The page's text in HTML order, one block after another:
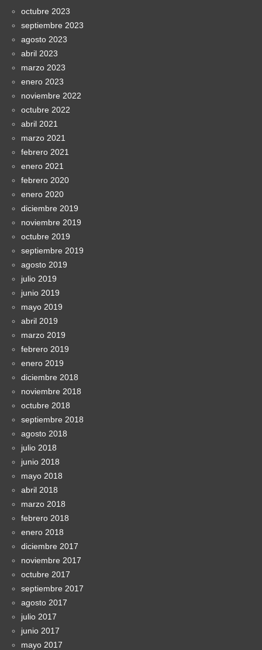
octubre 2023
septiembre 2023
agosto 2023
abril 2023
marzo 2023
enero 2023
noviembre 2022
octubre 2022
abril 2021
marzo 2021
febrero 2021
enero 2021
febrero 2020
enero 2020
diciembre 2019
noviembre 2019
octubre 2019
septiembre 2019
agosto 2019
julio 2019
junio 2019
mayo 2019
abril 2019
marzo 2019
febrero 2019
enero 2019
diciembre 2018
noviembre 2018
octubre 2018
septiembre 2018
agosto 2018
julio 2018
junio 2018
mayo 2018
abril 2018
marzo 2018
febrero 2018
enero 2018
diciembre 2017
noviembre 2017
octubre 2017
septiembre 2017
agosto 2017
julio 2017
junio 2017
mayo 2017